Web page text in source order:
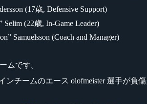
(17歳, Defensive Support)
(22歳, In-Game Leader)
Samuelsson (Coach and Manager)
ムです。
ンチームのエース olofmeister 選手が